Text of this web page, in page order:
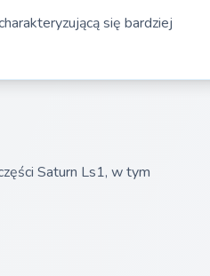
się bardziej
Saturn Ls1, w tym